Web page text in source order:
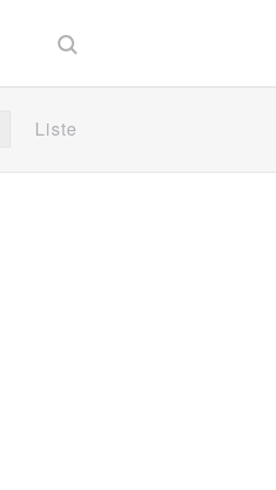
Liste